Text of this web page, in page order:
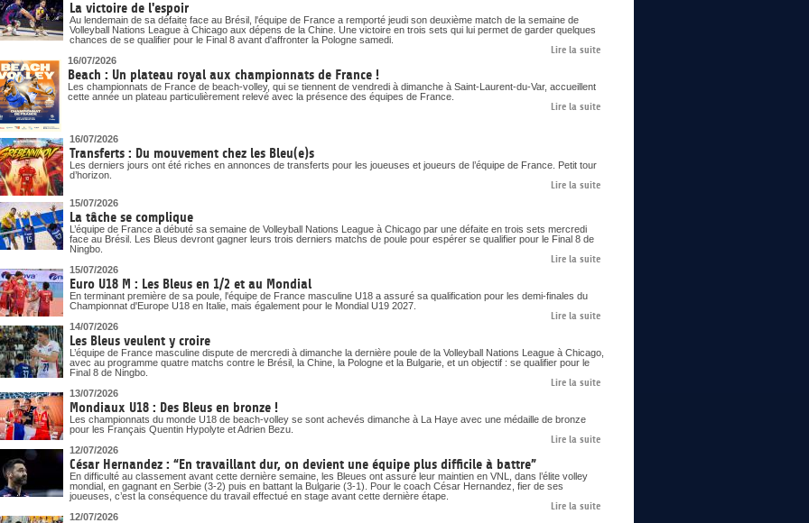
La victoire de l'espoir
Au lendemain de sa défaite face au Brésil, l'équipe de France a remporté jeudi son deuxième match de la semaine de
Volleyball Nations League à Chicago aux dépens de la Chine. Une victoire en trois sets qui lui permet de garder quelques
chances de se qualifier pour le Final 8 avant d'affronter la Pologne samedi.
Lire la suite
16/07/2026
Beach : Un plateau royal aux championnats de France !
Les championnats de France de beach-volley, qui se tiennent de vendredi à dimanche à Saint-Laurent-du-Var, accueillent
cette année un plateau particulièrement relevé avec la présence des équipes de France.
Lire la suite
16/07/2026
Transferts : Du mouvement chez les Bleu(e)s
Les derniers jours ont été riches en annonces de transferts pour les joueuses et joueurs de l’équipe de France. Petit tour
d’horizon.
Lire la suite
15/07/2026
La tâche se complique
L’équipe de France a débuté sa semaine de Volleyball Nations League à Chicago par une défaite en trois sets mercredi
face au Brésil. Les Bleus devront gagner leurs trois derniers matchs de poule pour espérer se qualifier pour le Final 8 de
Ningbo.
Lire la suite
15/07/2026
Euro U18 M : Les Bleus en 1/2 et au Mondial
En terminant première de sa poule, l'équipe de France masculine U18 a assuré sa qualification pour les demi-finales du
Championnat d'Europe U18 en Italie, mais également pour le Mondial U19 2027.
Lire la suite
14/07/2026
Les Bleus veulent y croire
L’équipe de France masculine dispute de mercredi à dimanche la dernière poule de la Volleyball Nations League à Chicago,
avec au programme quatre matchs contre le Brésil, la Chine, la Pologne et la Bulgarie, et un objectif : se qualifier pour le
Final 8 de Ningbo.
Lire la suite
13/07/2026
Mondiaux U18 : Des Bleus en bronze !
Les championnats du monde U18 de beach-volley se sont achevés dimanche à La Haye avec une médaille de bronze
pour les Français Quentin Hypolyte et Adrien Bezu.
Lire la suite
12/07/2026
César Hernandez : “En travaillant dur, on devient une équipe plus difficile à battre”
En difficulté au classement avant cette dernière semaine, les Bleues ont assuré leur maintien en VNL, dans l’élite volley
mondial, en gagnant en Serbie (3-2) puis en battant la Bulgarie (3-1). Pour le coach César Hernandez, fier de ses
joueuses, c’est la conséquence du travail effectué en stage avant cette dernière étape.
Lire la suite
12/07/2026